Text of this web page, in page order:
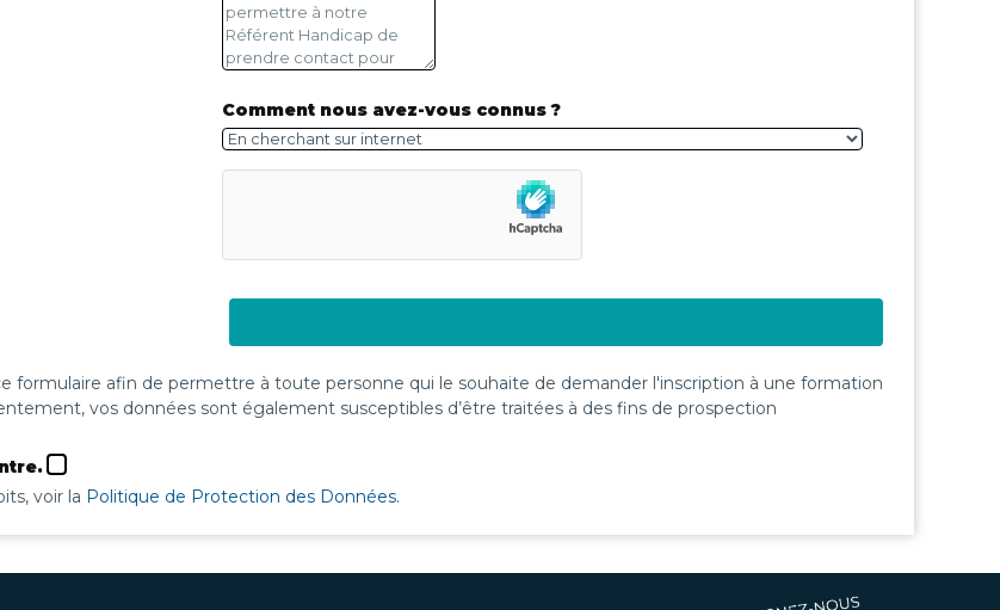
Comment nous avez-vous connus ?
formulaire afin de permettre à toute personne qui le souhaite de demander l'inscription à une formation
vos données sont également susceptibles d’être traitées à des fins de prospection
voir la Politique de Protection des Données.